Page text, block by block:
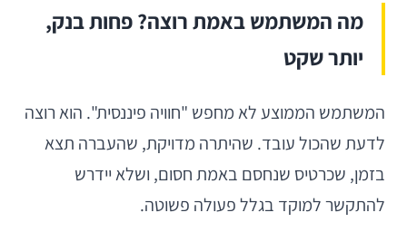
מה המשתמש באמת רוצה? פחות בנק,
יותר שקט
המשתמש הממוצע לא מחפש "חוויה פיננסית". הוא רוצה
לדעת שהכול עובד. שהיתרה מדויקת, שהעברה תצא
בזמן, שכרטיס שנחסם באמת חסום, ושלא יידרש
להתקשר למוקד בגלל פעולה פשוטה.